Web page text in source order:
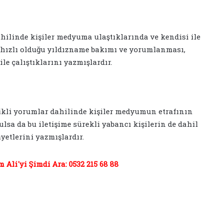
kişiler medyuma ulaştıklarında ve kendisi ile
olduğu yıldızname bakımı ve yorumlanması,
çalıştıklarını yazmışlardır.
yorumlar dahilinde kişiler medyumun etrafının
da bu iletişime sürekli yabancı kişilerin de dahil
yazmışlardır.
Ali'yi Şimdi Ara: 0532 215 68 88